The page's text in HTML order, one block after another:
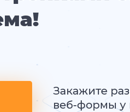
Закажите
веб-формы у